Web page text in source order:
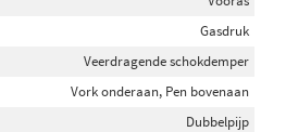
Gasdruk
Veerdragende schokdemper
Vork onderaan, Pen bovenaan
Dubbelpijp